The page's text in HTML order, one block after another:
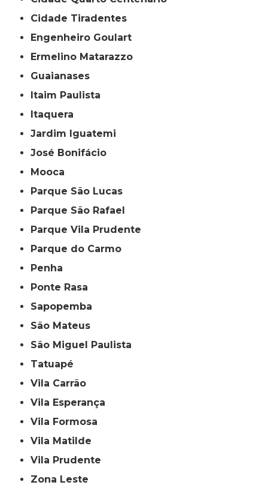
Cidade Tiradentes
Engenheiro Goulart
Ermelino Matarazzo
Guaianases
Itaim Paulista
Itaquera
Jardim Iguatemi
José Bonifácio
Mooca
Parque São Lucas
Parque São Rafael
Parque Vila Prudente
Parque do Carmo
Penha
Ponte Rasa
Sapopemba
São Mateus
São Miguel Paulista
Tatuapé
Vila Carrão
Vila Esperança
Vila Formosa
Vila Matilde
Vila Prudente
Zona Leste